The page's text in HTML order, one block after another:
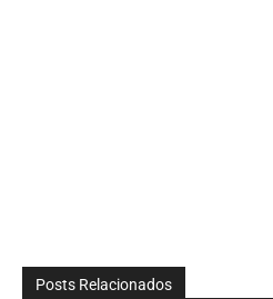
Posts Relacionados